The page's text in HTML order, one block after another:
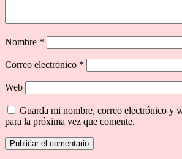
Nombre *
Correo electrónico *
Web
Guarda mi nombre, correo electrónico y
para la próxima vez que comente.